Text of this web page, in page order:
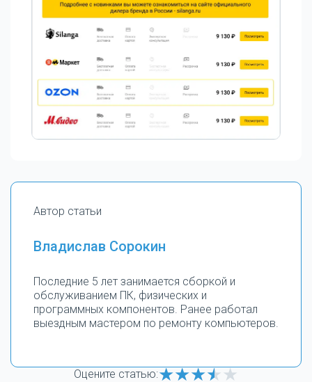
Автор статьи
Владислав Сорокин
Последние 5 лет занимается сборкой и
обслуживанием ПК, физических и
программных компонентов. Ранее работал
выездным мастером по ремонту компьютеров.
Оцените статью: